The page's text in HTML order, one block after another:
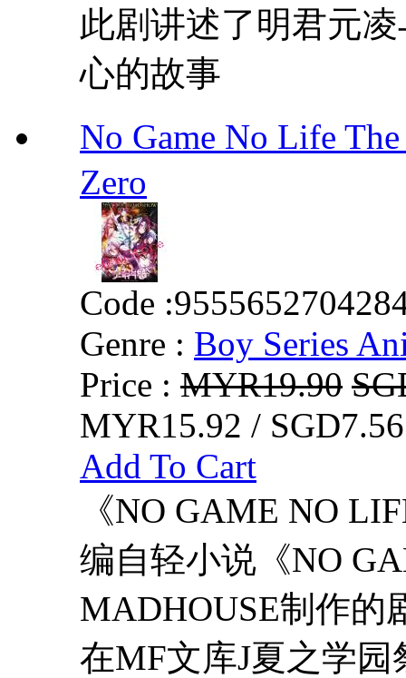
此剧讲述了明君元
心的故事
No Game No Life
Zero
Code :
Genre : Boy Series
Price : MYR19.90
MYR15.92 /
Add To Cart
《NO GAME NO
编自轻小说《NO
MADHOUSE制作的
在MF文库J夏之学